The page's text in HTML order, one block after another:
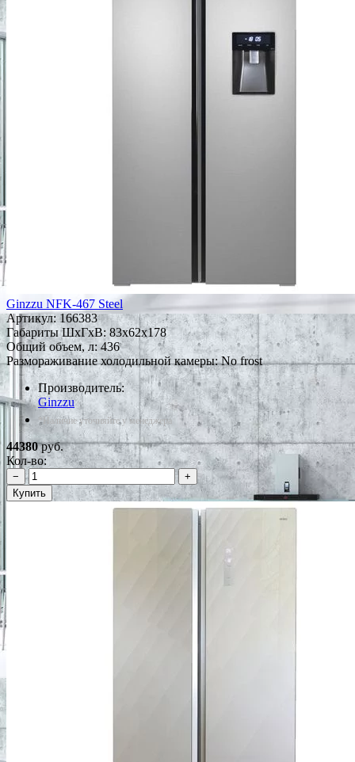
Ginzzu NFK-467 Steel
Артикул:166383
Габариты ШxГxВ: 83x62x178
Общий объем, л: 436
Размораживание холодильной камеры: No frost
Производитель:
Ginzzu
*Наличие уточняйте у менеджера
44380руб.
Кол-во:
−
+
Купить